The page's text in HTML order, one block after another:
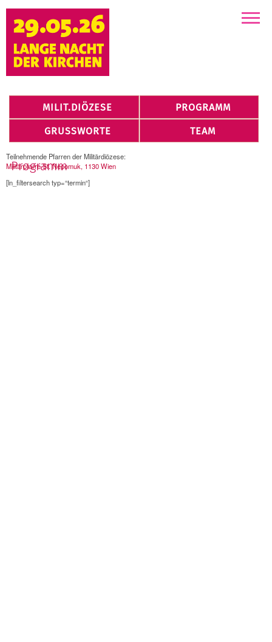
Kirchen
MILIT.DIÖZESE PROGRAMM
GRUSSWORTE TEAM
Teilnehmende Pfarren der Militärdiözese:
Militärpfarre St. Nepomuk, 1130 Wien
[ln_filtersearch typ=“termin“]